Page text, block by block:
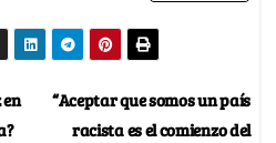
“Aceptar que somos un país
racista es el comienzo del